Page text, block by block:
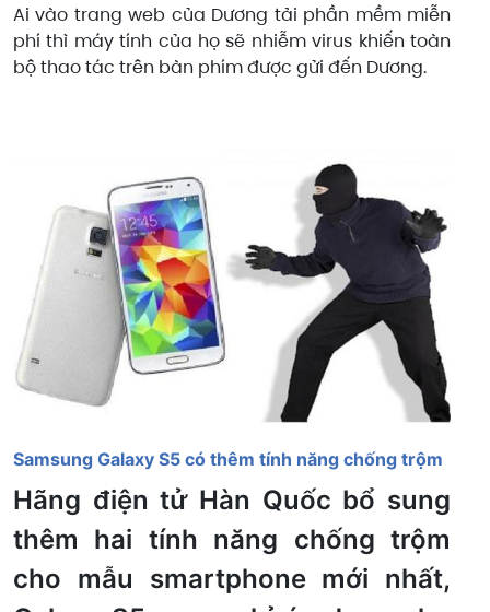
Ai vào trang web của Dương tải phần mềm miễn
phí thì máy tính của họ sẽ nhiễm virus khiến toàn
bộ thao tác trên bàn phím được gửi đến Dương.
Samsung Galaxy S5 có thêm tính năng chống trộm
Hãng điện tử Hàn Quốc bổ sung
thêm hai tính năng chống trộm
cho mẫu smartphone mới nhất,